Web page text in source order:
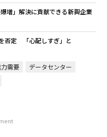
増」解決に貢献できる新興企業
否定 「心配しすぎ」と
需要
データセンター